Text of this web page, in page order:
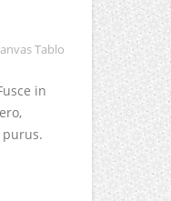
Tablo
in